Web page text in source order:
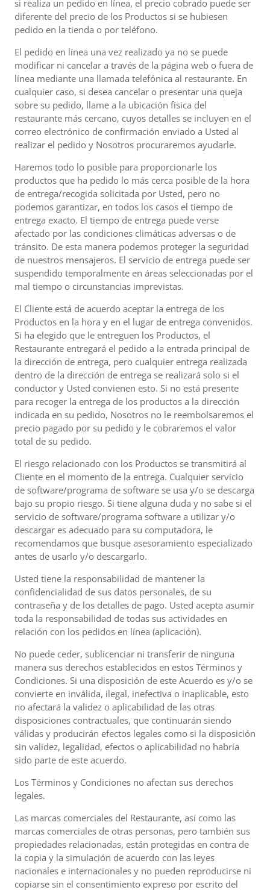
si realiza un pedido en línea, el precio cobrado puede ser
diferente del precio de los Productos si se hubiesen
pedido en la tienda o por teléfono.
El pedido en línea una vez realizado ya no se puede
modificar ni cancelar a través de la página web o fuera de
línea mediante una llamada telefónica al restaurante. En
cualquier caso, si desea cancelar o presentar una queja
sobre su pedido, llame a la ubicación física del
restaurante más cercano, cuyos detalles se incluyen en el
correo electrónico de confirmación enviado a Usted al
realizar el pedido y Nosotros procuraremos ayudarle.
Haremos todo lo posible para proporcionarle los
productos que ha pedido lo más cerca posible de la hora
de entrega/recogida solicitada por Usted, pero no
podemos garantizar, en todos los casos el tiempo de
entrega exacto. El tiempo de entrega puede verse
afectado por las condiciones climáticas adversas o de
tránsito. De esta manera podemos proteger la seguridad
de nuestros mensajeros. El servicio de entrega puede ser
suspendido temporalmente en áreas seleccionadas por el
mal tiempo o circunstancias imprevistas.
El Cliente está de acuerdo aceptar la entrega de los
Productos en la hora y en el lugar de entrega convenidos.
Si ha elegido que le entreguen los Productos, el
Restaurante entregará el pedido a la entrada principal de
la dirección de entrega, pero cualquier entrega realizada
dentro de la dirección de entrega se realizará solo si el
conductor y Usted convienen esto. Si no está presente
para recoger la entrega de los productos a la dirección
indicada en su pedido, Nosotros no le reembolsaremos el
precio pagado por su pedido y le cobraremos el valor
total de su pedido.
El riesgo relacionado con los Productos se transmitirá al
Cliente en el momento de la entrega. Cualquier servicio
de software/programa de software se usa y/o se descarga
bajo su propio riesgo. Si tiene alguna duda y no sabe si el
servicio de software/programa software a utilizar y/o
descargar es adecuado para su computadora, le
recomendamos que busque asesoramiento especializado
antes de usarlo y/o descargarlo.
Usted tiene la responsabilidad de mantener la
confidencialidad de sus datos personales, de su
contraseña y de los detalles de pago. Usted acepta asumir
toda la responsabilidad de todas sus actividades en
relación con los pedidos en línea (aplicación).
No puede ceder, sublicenciar ni transferir de ninguna
manera sus derechos establecidos en estos Términos y
Condiciones. Si una disposición de este Acuerdo es y/o se
convierte en inválida, ilegal, inefectiva o inaplicable, esto
no afectará la validez o aplicabilidad de las otras
disposiciones contractuales, que continuarán siendo
válidas y producirán efectos legales como si la disposición
sin validez, legalidad, efectos o aplicabilidad no habría
sido parte de este acuerdo.
Los Términos y Condiciones no afectan sus derechos
legales.
Las marcas comerciales del Restaurante, así como las
marcas comerciales de otras personas, pero también sus
propiedades relacionadas, están protegidas en contra de
la copia y la simulación de acuerdo con las leyes
nacionales e internacionales y no pueden reproducirse ni
copiarse sin el consentimiento expreso por escrito del